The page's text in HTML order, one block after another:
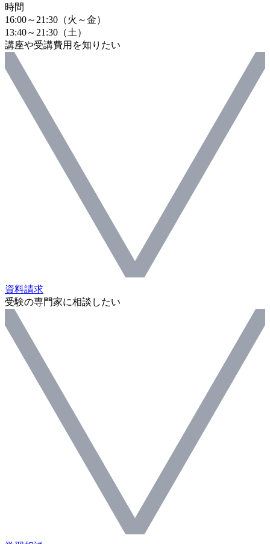
時間
16:00～21:30（火～金）
13:40～21:30（土）
講座や受講費用を知りたい
資料請求
受験の専門家に相談したい